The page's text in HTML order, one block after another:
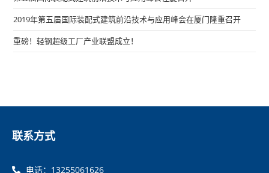
2019年第五届国际装配式建筑前沿技术与应用峰会在厦门隆重召开
重磅！轻钢超级工厂产业联盟成立！
联系方式
电话：13255061626